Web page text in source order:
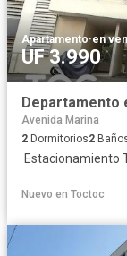
Apartamento·en
UF 3.990
Departamento
Avenida Marina
2 Dormitorios2
·Estacionamiento·
Nuevo en Toctoc